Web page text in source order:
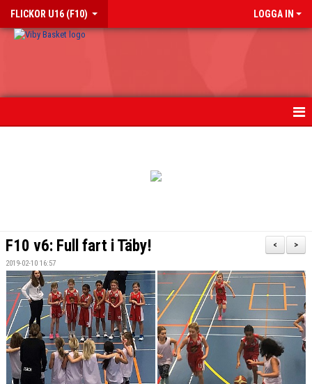
FLICKOR U16 (F10) LOGGA IN
TRUPPEN
BILDGALLERI 2018-2023
BILDGALLERI 2024 O FRAMÅT
DOKUMENT
KONTAKT
>
<
F10 v6: Full fart i Täby!
2019-02-10 16:57